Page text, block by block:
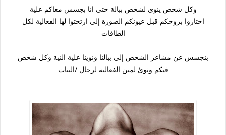
وكل شخص ينوي لشخص ببالة حتى انا بجسس معاكم علية
اختاروا بروحكم قبل عيونكم الصورة إلي ارتحتوا لها الفعالية لكل
الطاقات
بنجسس عن مشاعر الشخص إلي ببالنا ونوينا علية النية وكل شخص
فيكم ونوىٰ لمين الفعالية لرجال /البنات